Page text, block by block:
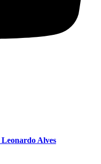
Leonardo Alves